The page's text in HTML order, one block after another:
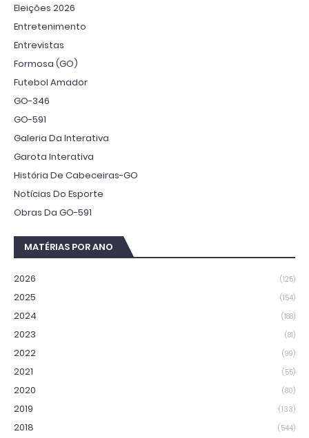
Eleições 2026
Entretenimento
Entrevistas
Formosa (GO)
Futebol Amador
GO-346
GO-591
Galeria Da Interativa
Garota Interativa
História De Cabeceiras-GO
Notícias Do Esporte
Obras Da GO-591
MATÉRIAS POR ANO
2026 (125)
2025 (154)
2024 (188)
2023 (81)
2022 (99)
2021 (55)
2020 (80)
2019 (133)
2018 (544)